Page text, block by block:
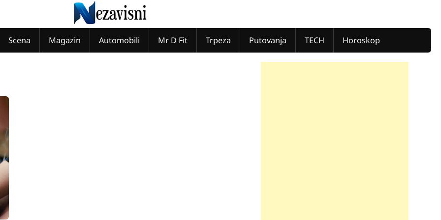
Scena Magazin Automobili Mr D Fit Trpeza Putovanja TECH Horoskop